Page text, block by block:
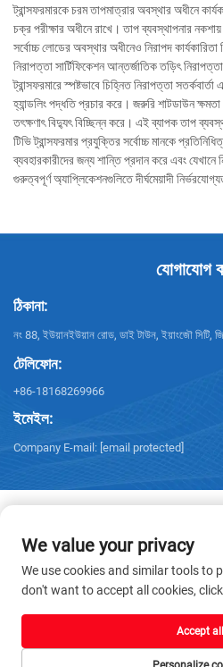
ট্রান্সফরমারকে চরম তাপমাত্রার অবস্থার অধীনে
চক্র পরীক্ষার অধীনে রাখে। তাপ ব্যবস্থাপনার
সর্বোচ্চ লোডের অবস্থার অধীনেও নিরাপদ
নিরাপত্তা সার্টিফিকেশন আন্তর্জাতিক তড়িৎ
ট্রান্সফরমারে স্পষ্টভাবে চিহ্নিত নিরাপত্তা
হ্যান্ডলিং পদ্ধতি প্রচার করে। জরুরি শাটডাউন
তৎক্ষণাৎ বিদ্যুৎ বিচ্ছিন্ন করে। এই ব্যাপক তাপ
টিভি ট্রান্সফরমার প্রযুক্তির সর্বোচ্চ মানকে
ব্যবহারকারীদের জন্য শান্তি প্রদান করে এবং
গুরুত্বপূর্ণ অ্যাপ্লিকেশনগুলিতে দীর্ঘমেয়াদী
যোগাযোগ
ঠিকানা:
নং 88, ইউয়ানইউয়ান রোড, ডাই টাউন, ইয়াংজৌ সিটি,
টেলিফোন:
+86-18168269966
ইমেইল:
Company E-mail: [email protected]
কপিরাইট © 2025 ইয়াংজৌ স্যানশিং টেকনোলজি কোং,
গোপনীয়তা নীতি
We value your privacy
We use cookies and similar tools to
don't want to accept all cookies,
Accept all